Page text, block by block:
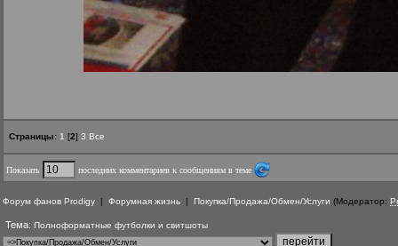
Страницы: 1 [2] 3 Все
Показать последних комментариев к сообщениям в теме
Форум фанов Prodigy | Форумная жизнь | Покупка/Продажа/Обмен/Услуги (Модератор:
Тема: Полноформатные футболки и свитшоты